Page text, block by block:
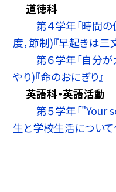
道徳科
第４学年「時間
度，節制)『早起きは三
第６学年「自分
やり)『命のおにぎり』
英語科・英語活動
第５学年「
生と学校生活について